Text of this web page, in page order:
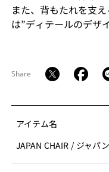
また、背もたれを支
は”ディテールのデザ
Share
アイテム名
JAPAN CHAIR / ジャパ